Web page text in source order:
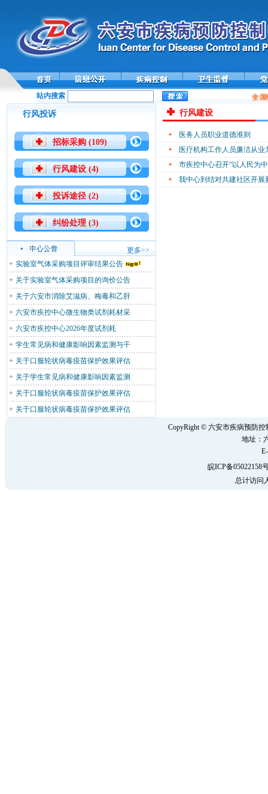
站内搜索 全国
行风投诉
招标采购 (109)
行风建设 (4)
投诉途径 (2)
纠纷处理 (3)
更多>>
实验室气体采购项目评审结果公告
关于实验室气体采购项目的询价公告
关于六安市消除艾滋病、梅毒和乙肝
六安市疾控中心微生物类试剂耗材采
六安市疾控中心2026年度试剂耗
学生常见病和健康影响因素监测与干
关于口服轮状病毒疫苗保护效果评估
关于学生常见病和健康影响因素监测
关于口服轮状病毒疫苗保护效果评估
关于口服轮状病毒疫苗保护效果评估
行风建设
医务人员职业道德准则
医疗机构工作人员廉洁从业
市疾控中心召开“以人民为
我中心到结对共建社区开展
CopyRight © 六安市疾病预防
地址：
皖ICP备05022158
总计访问